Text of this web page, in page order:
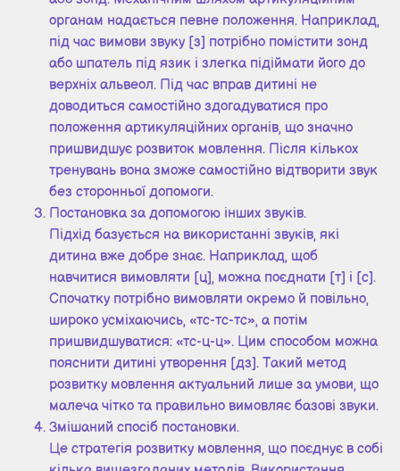
органам надається певне положення. Наприклад,
під час вимови звуку [з] потрібно помістити зонд
або шпатель під язик і злегка підіймати його до
верхніх альвеол. Під час вправ дитині не
доводиться самостійно здогадуватися про
положення артикуляційних органів, що значно
пришвидшує розвиток мовлення. Після кількох
тренувань вона зможе самостійно відтворити звук
без сторонньої допомоги.
Постановка за допомогою інших звуків.
Підхід базується на використанні звуків, які
дитина вже добре знає. Наприклад, щоб
навчитися вимовляти [ц], можна поєднати [т] і [с].
Спочатку потрібно вимовляти окремо й повільно,
широко усміхаючись, «тс-тс-тс», а потім
пришвидшуватися: «тс-ц-ц». Цим способом можна
пояснити дитині утворення [дз]. Такий метод
розвитку мовлення актуальний лише за умови, що
малеча чітко та правильно вимовляє базові звуки.
Змішаний спосіб постановки.
Це стратегія розвитку мовлення, що поєднує в собі